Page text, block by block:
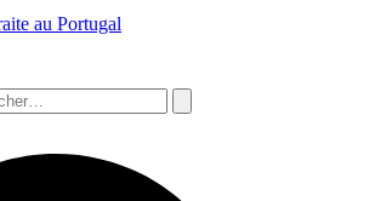
au Portugal